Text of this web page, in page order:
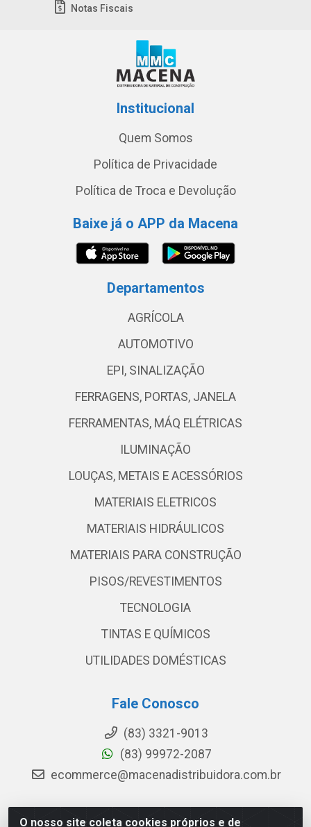
O nosso site coleta cookies próprios e de
Notas Fiscais
Institucional
Quem Somos
Política de Privacidade
Política de Troca e Devolução
Baixe já o APP da Macena
Departamentos
AGRÍCOLA
AUTOMOTIVO
EPI, SINALIZAÇÃO
FERRAGENS, PORTAS, JANELA
FERRAMENTAS, MÁQ ELÉTRICAS
ILUMINAÇÃO
LOUÇAS, METAIS E ACESSÓRIOS
MATERIAIS ELETRICOS
MATERIAIS HIDRÁULICOS
MATERIAIS PARA CONSTRUÇÃO
PISOS/REVESTIMENTOS
TECNOLOGIA
TINTAS E QUÍMICOS
UTILIDADES DOMÉSTICAS
Fale Conosco
(83) 3321-9013
(83) 99972-2087
ecommerce@macenadistribuidora.com.br